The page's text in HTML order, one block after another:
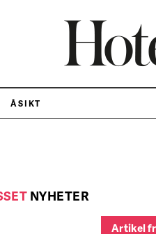
ÅSIKT
NYHETER
Artikel